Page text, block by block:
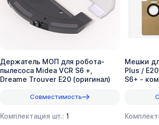
Держатель МОП для робота-
пылесоса Midea VCR S6 +,
Dreame Trouver E20 (оригинал)
Совместимость
Комплектация шт.: 1
Мешки
Plus /
S6+ -